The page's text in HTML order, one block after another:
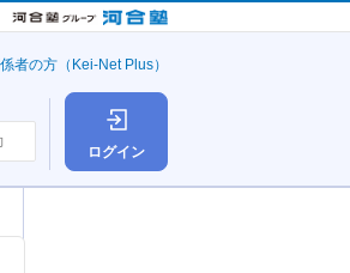
ログイン
者の方（Kei-Net Plus）